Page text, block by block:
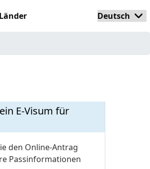
E-Visum für
den Online-Antrag
Passinformationen